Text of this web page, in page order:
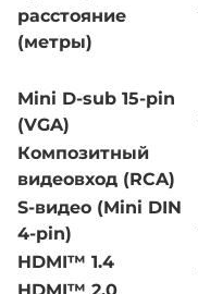
расстояние
(метры)
Mini D-sub 15-pin
(VGA)
Композитный
видеовход (RCA)
S-видео (Mini DIN
4-pin)
HDMI™ 1.4